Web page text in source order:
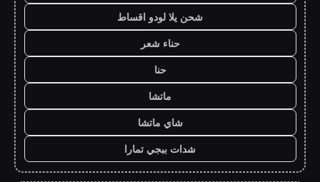
شحن يلا لودو اقساط
حناء شعر
حنا
ماتشا
شاي ماتشا
شدات ببجي تمارا